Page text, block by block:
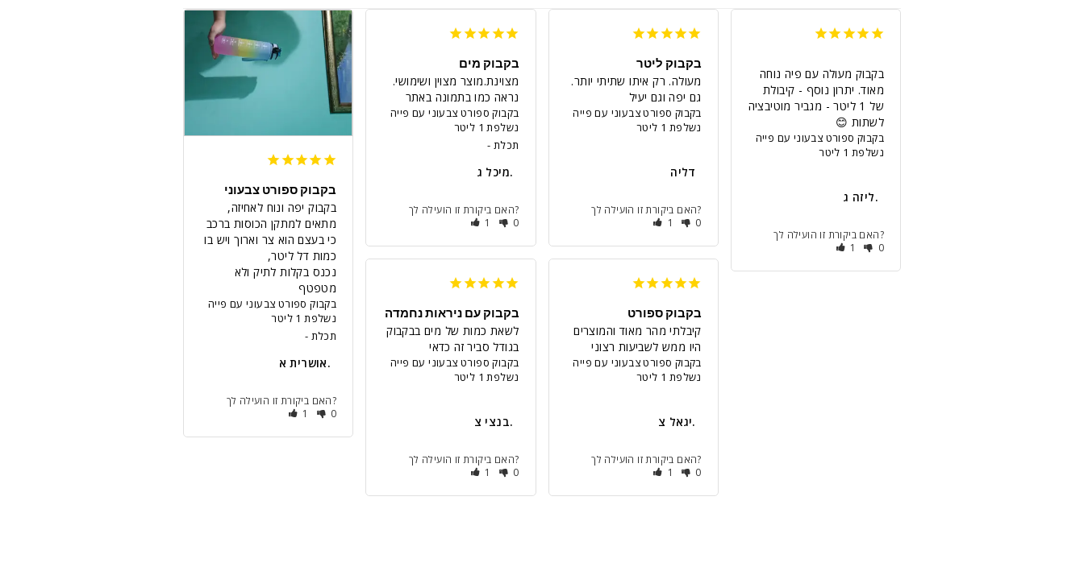
בקבוק ספורט צבעוני
מתאים למתקן הכוסות ברכב
כי בעצם הוא צר וארוך ויש בו
מטפטף
בקבוק ספורט צבעוני עם פייה
נשלפת 1 ליטר
תכלת
אושרית א.
האם ביקורת זו הועילה לך?
1
0
בקבוק מים
נראה כמו בתמונה באתר
בקבוק ספורט צבעוני עם פייה
נשלפת 1 ליטר
תכלת
מיכל ג.
האם ביקורת זו הועילה לך?
1
0
בקבוק ליטר
גם יפה וגם יעיל
בקבוק ספורט צבעוני עם פייה
נשלפת 1 ליטר
דליה
האם ביקורת זו הועילה לך?
1
0
לשתות 😊
בקבוק ספורט צבעוני עם פייה
נשלפת 1 ליטר
ליזה ג.
האם ביקורת זו הועילה לך?
1
0
בקבוק עם ניראות נחמדה
לשאת כמות של מים בבקבוק
בגודל סביר זה כדאי
בקבוק ספורט צבעוני עם פייה
נשלפת 1 ליטר
בנצי צ.
האם ביקורת זו הועילה לך?
1
0
בקבוק ספורט
קיבלתי מהר מאוד והמוצרים
היו ממש לשביעות רצוני
בקבוק ספורט צבעוני עם פייה
נשלפת 1 ליטר
יגאל צ.
האם ביקורת זו הועילה לך?
1
0